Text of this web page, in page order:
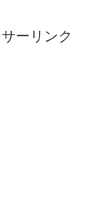
ーリンク